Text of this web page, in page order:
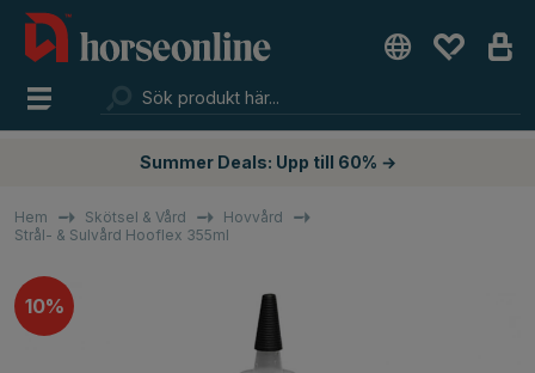
Summer Deals: Upp till 60% →
Hem Skötsel & Vård
Hovvård
Strål- & Sulvård Hooflex 355ml
10